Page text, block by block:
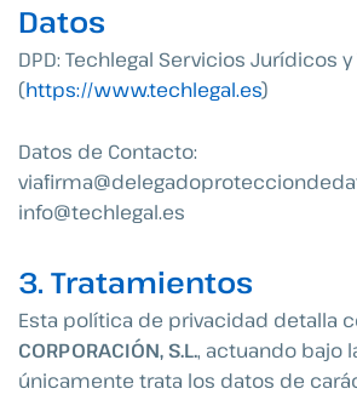
Datos
DPD: Techlegal Servicios Jurídicos
(https://www.techlegal.es)
Datos de Contacto:
info@techlegal.es
3. Tratamientos
Esta política de privacidad detalla
CORPORACIÓN, S.L., actuando bajo
únicamente trata los datos de